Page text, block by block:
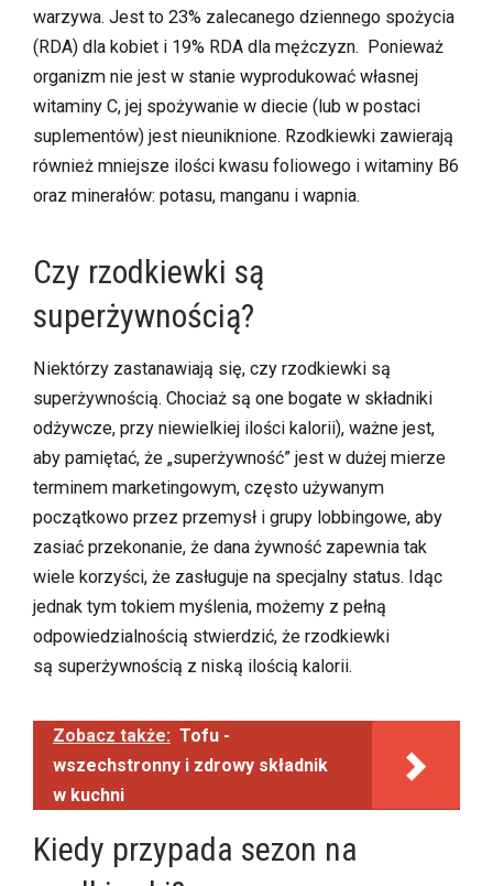
warzywa. Jest to 23% zalecanego dziennego spożycia
(RDA) dla kobiet i 19% RDA dla mężczyzn. Ponieważ
organizm nie jest w stanie wyprodukować własnej
witaminy C, jej spożywanie w diecie (lub w postaci
suplementów) jest nieuniknione. Rzodkiewki zawierają
również mniejsze ilości kwasu foliowego i witaminy B6
oraz minerałów: potasu, manganu i wapnia.
Czy rzodkiewki są
superżywnością?
Niektórzy zastanawiają się, czy rzodkiewki są
superżywnością. Chociaż są one bogate w składniki
odżywcze, przy niewielkiej ilości kalorii), ważne jest,
aby pamiętać, że „superżywność” jest w dużej mierze
terminem marketingowym, często używanym
początkowo przez przemysł i grupy lobbingowe, aby
zasiać przekonanie, że dana żywność zapewnia tak
wiele korzyści, że zasługuje na specjalny status. Idąc
jednak tym tokiem myślenia, możemy z pełną
odpowiedzialnością stwierdzić, że rzodkiewki
są superżywnością z niską ilością kalorii.
Zobacz także: Tofu -
wszechstronny i zdrowy składnik
w kuchni
Kiedy przypada sezon na